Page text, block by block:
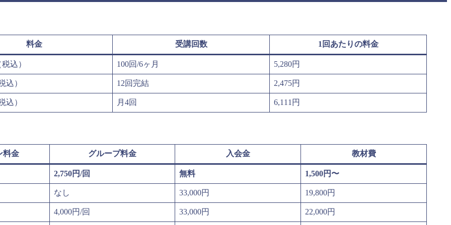
料金 受講回数 1回あたりの料金
込） 100回/6ヶ月 5,280円
込） 12回完結 2,475円
込） 月4回 6,111円
料金 グループ料金 入会金 教材費
2,750円/回 無料 1,500円〜
なし 33,000円 19,800円
4,000円/回 33,000円 22,000円